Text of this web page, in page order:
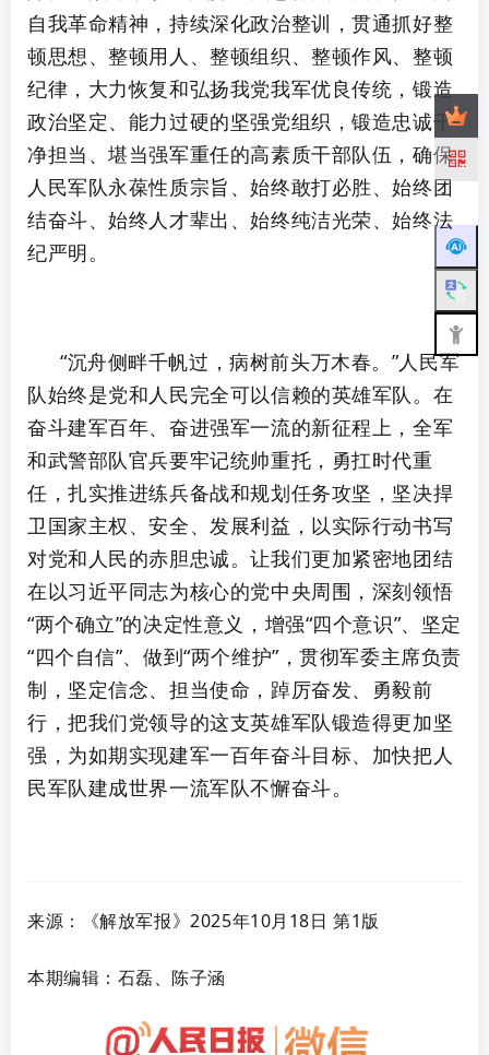
自我革命精神，持续深化政治整训，贯通抓好整
顿思想、整顿用人、整顿组织、整顿作风、整顿
纪律，大力恢复和弘扬我党我军优良传统，锻造
政治坚定、能力过硬的坚强党组织，锻造忠诚干
净担当、堪当强军重任的高素质干部队伍，确保
人民军队永葆性质宗旨、始终敢打必胜、始终团
结奋斗、始终人才辈出、始终纯洁光荣、始终法
纪严明。
“沉舟侧畔千帆过，病树前头万木春。”人民军
队始终是党和人民完全可以信赖的英雄军队。在
奋斗建军百年、奋进强军一流的新征程上，全军
和武警部队官兵要牢记统帅重托，勇扛时代重
任，扎实推进练兵备战和规划任务攻坚，坚决捍
卫国家主权、安全、发展利益，以实际行动书写
对党和人民的赤胆忠诚。让我们更加紧密地团结
在以习近平同志为核心的党中央周围，深刻领悟
“两个确立”的决定性意义，增强“四个意识”、坚定
“四个自信”、做到“两个维护”，贯彻军委主席负责
制，坚定信念、担当使命，踔厉奋发、勇毅前
行，把我们党领导的这支英雄军队锻造得更加坚
强，为如期实现建军一百年奋斗目标、加快把人
民军队建成世界一流军队不懈奋斗。
来源：《解放军报》2025年10月18日 第1版
本期编辑：石磊、陈子涵